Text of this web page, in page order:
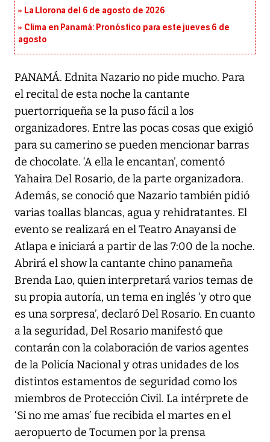
La Llorona del 6 de agosto de 2026
Clima en Panamá: Pronóstico para este jueves 6 de
agosto
PANAMÁ. Ednita Nazario no pide mucho. Para
el recital de esta noche la cantante
puertorriqueña se la puso fácil a los
organizadores. Entre las pocas cosas que exigió
para su camerino se pueden mencionar barras
de chocolate. ‘A ella le encantan’, comentó
Yahaira Del Rosario, de la parte organizadora.
Además, se conoció que Nazario también pidió
varias toallas blancas, agua y rehidratantes. El
evento se realizará en el Teatro Anayansi de
Atlapa e iniciará a partir de las 7:00 de la noche.
Abrirá el show la cantante chino panameña
Brenda Lao, quien interpretará varios temas de
su propia autoría, un tema en inglés ‘y otro que
es una sorpresa’, declaró Del Rosario. En cuanto
a la seguridad, Del Rosario manifestó que
contarán con la colaboración de varios agentes
de la Policía Nacional y otras unidades de los
distintos estamentos de seguridad como los
miembros de Protección Civil. La intérprete de
‘Si no me amas’ fue recibida el martes en el
aeropuerto de Tocumen por la prensa